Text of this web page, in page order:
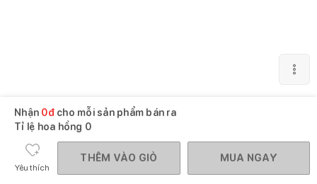
Nhận 0đcho mỗi sản phẩm bán ra
Tỉ lệ hoa hồng 0
Yêu thích
THÊM VÀO GIỎ MUA NGAY